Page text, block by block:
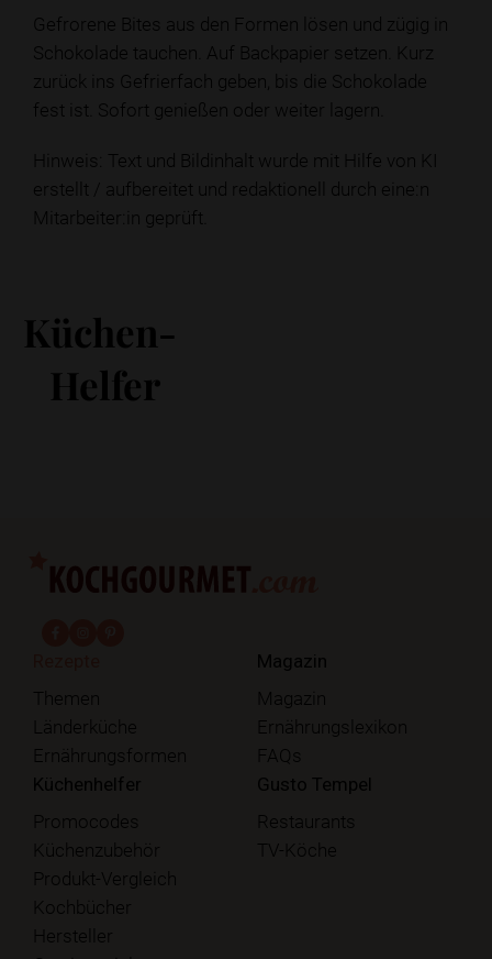
Gefrorene Bites aus den Formen lösen und zügig in
Schokolade tauchen. Auf Backpapier setzen. Kurz
zurück ins Gefrierfach geben, bis die Schokolade
fest ist. Sofort genießen oder weiter lagern.
Hinweis: Text und Bildinhalt wurde mit Hilfe von KI
erstellt / aufbereitet und redaktionell durch eine:n
Mitarbeiter:in geprüft.
Küchen-
Helfer
Themen
Länderküche
Ernährungsformen
Magazin
Magazin
Ernährungslexikon
FAQs
Küchenhelfer
Promocodes
Küchenzubehör
Produkt-Vergleich
Kochbücher
Hersteller
Gusto Tempel
Restaurants
TV-Köche